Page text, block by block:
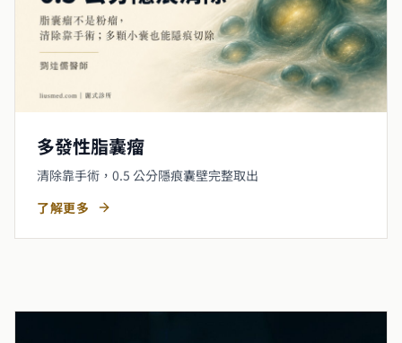
多發性脂囊瘤
清除靠手術，0.5 公分隱痕囊壁完整取出
了解更多